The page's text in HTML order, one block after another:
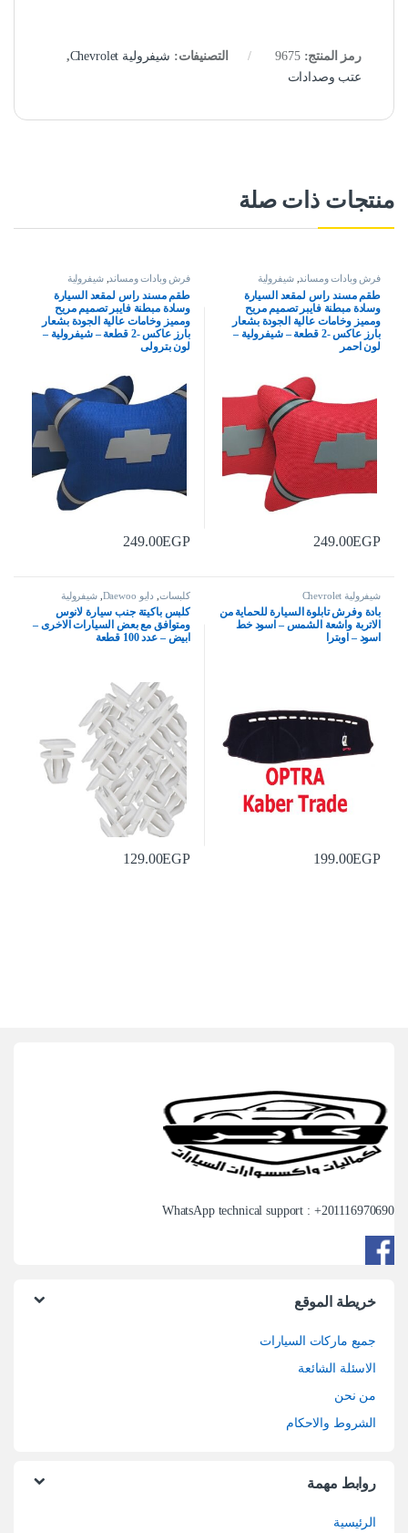
رمز المنتج:9675 التصنيفات: شيفرولية Chevrolet
,
عتب وصدادات
منتجات ذات صلة
فرش وبادات ومساند ,شيفرولية
Chevrolet
طقم مسند راس لمقعد السيارة
وسادة مبطنة فايبر تصميم مريح
ومميز وخامات عالية الجودة بشعار
بارز عاكس -2 قطعة – شيفرولية –
لون احمر
249.00EGP
فرش وبادات ومساند ,شيفرولية
Chevrolet
طقم مسند راس لمقعد السيارة
وسادة مبطنة فايبر تصميم مريح
ومميز وخامات عالية الجودة بشعار
بارز عاكس -2 قطعة – شيفرولية –
لون بترولى
249.00EGP
شيفرولية Chevrolet
بادة وفرش تابلوة السيارة للحماية من
الاتربة واشعة الشمس – اسود خط
اسود – اوبترا
199.00EGP
كلبسات دايو Daewoo ,شيفرولية
Chevrolet
كلبس باكيتة جنب سيارة لانوس
ومتوافق مع بعض السيارات الاخرى –
ابيض – عدد 100 قطعة
129.00EGP
WhatsApp technical support : +201116970690
خريطة الموقع
جميع ماركات السيارات
الاسئلة الشائعة
من نحن
الشروط والاحكام
روابط مهمة
الرئيسية